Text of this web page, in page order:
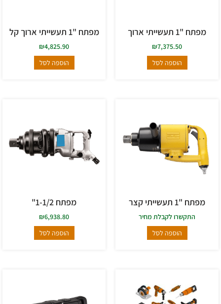
מפתח "1 תעשייתי ארוך
₪7,375.50
הוספה לסל
מפתח "1 תעשייתי ארוך קל
₪4,825.90
הוספה לסל
מפתח "1 תעשייתי קצר
התקשרו לקבלת מחיר
הוספה לסל
מפתח 1-1/2"
₪6,938.80
הוספה לסל